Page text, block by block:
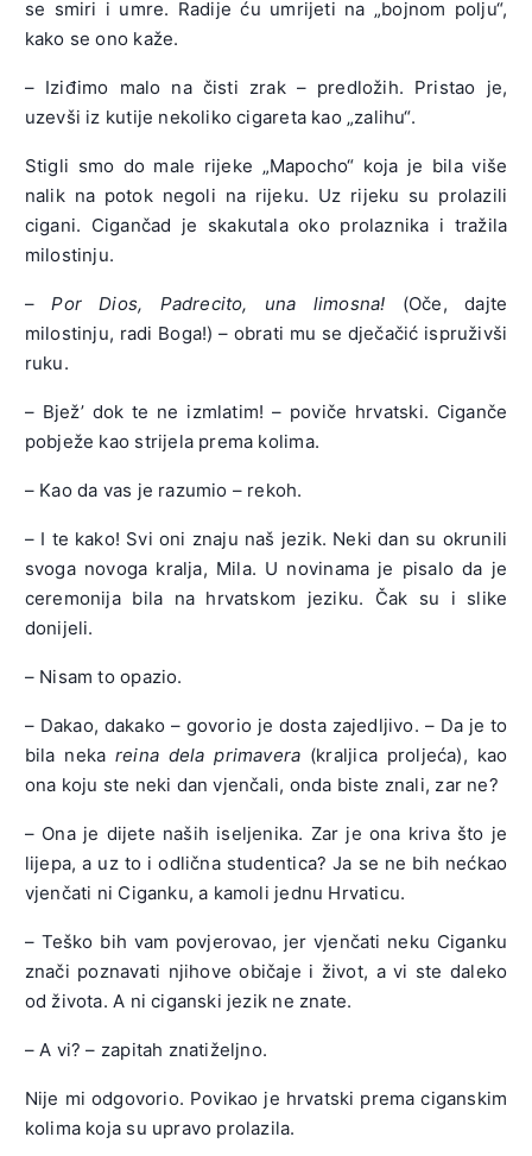
se smiri i umre. Radije ću umrijeti na „bojnom polju“,
kako se ono kaže.
– Iziđimo malo na čisti zrak – predložih. Pristao je,
uzevši iz kutije nekoliko cigareta kao „zalihu“.
Stigli smo do male rijeke „Mapocho“ koja je bila više
nalik na potok negoli na rijeku. Uz rijeku su prolazili
cigani. Cigančad je skakutala oko prolaznika i tražila
milostinju.
–Por Dios, Padrecito, una limosna! (Oče, dajte
milostinju, radi Boga!) – obrati mu se dječačić ispruživši
ruku.
– Bjež’ dok te ne izmlatim! – poviče hrvatski. Ciganče
pobježe kao strijela prema kolima.
– Kao da vas je razumio – rekoh.
– I te kako! Svi oni znaju naš jezik. Neki dan su okrunili
svoga novoga kralja, Mila. U novinama je pisalo da je
ceremonija bila na hrvatskom jeziku. Čak su i slike
donijeli.
– Nisam to opazio.
– Dakao, dakako – govorio je dosta zajedljivo. – Da je to
bila neka reina dela primavera (kraljica proljeća), kao
ona koju ste neki dan vjenčali, onda biste znali, zar ne?
– Ona je dijete naših iseljenika. Zar je ona kriva što je
lijepa, a uz to i odlična studentica? Ja se ne bih nećkao
vjenčati ni Ciganku, a kamoli jednu Hrvaticu.
– Teško bih vam povjerovao, jer vjenčati neku Ciganku
znači poznavati njihove običaje i život, a vi ste daleko
od života. A ni ciganski jezik ne znate.
– A vi? – zapitah znatiželjno.
Nije mi odgovorio. Povikao je hrvatski prema ciganskim
kolima koja su upravo prolazila.